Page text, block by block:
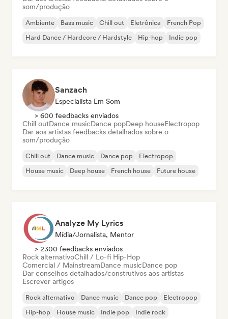
som/produção
Ambiente Bass music Chill out Eletrônica
French Pop
Hard Dance / Hardcore / Hardstyle
Hip-hop Indie pop
Sanzach
Especialista Em Som
> 600 feedbacks enviados
Chill outDance musicDance popDeep houseElectropop
Dar aos artistas feedbacks detalhados sobre o
som/produção
Chill out Dance music Dance pop
Electropop
House music
Deep house French house Future house
Analyze My Lyrics
Mídia/Jornalista, Mentor
> 2300 feedbacks enviados
Rock alternativoChill / Lo-fi Hip-Hop
Comercial / MainstreamDance musicDance pop
Dar conselhos detalhados/construtivos aos artistas
Escrever artigos
Rock alternativo Dance music Dance pop
Electropop
Hip-hop
House music Indie pop Indie rock